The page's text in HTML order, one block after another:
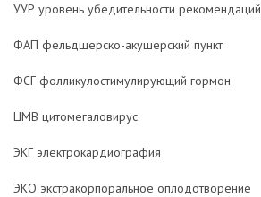
УУР уровень убедительности рекомендаций
ФАП фельдшерско-акушерский пункт
ФСГ фолликулостимулирующий гормон
ЦМВ цитомегаловирус
ЭКГ электрокардиография
ЭКО экстракорпоральное оплодотворение